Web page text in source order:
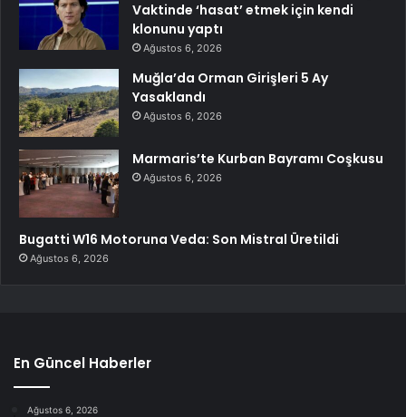
Vaktinde ‘hasat’ etmek için kendi
klonunu yaptı
Ağustos 6, 2026
Muğla’da Orman Girişleri 5 Ay
Yasaklandı
Ağustos 6, 2026
Marmaris’te Kurban Bayramı Coşkusu
Ağustos 6, 2026
Bugatti W16 Motoruna Veda: Son Mistral Üretildi
Ağustos 6, 2026
En Güncel Haberler
Ağustos 6, 2026